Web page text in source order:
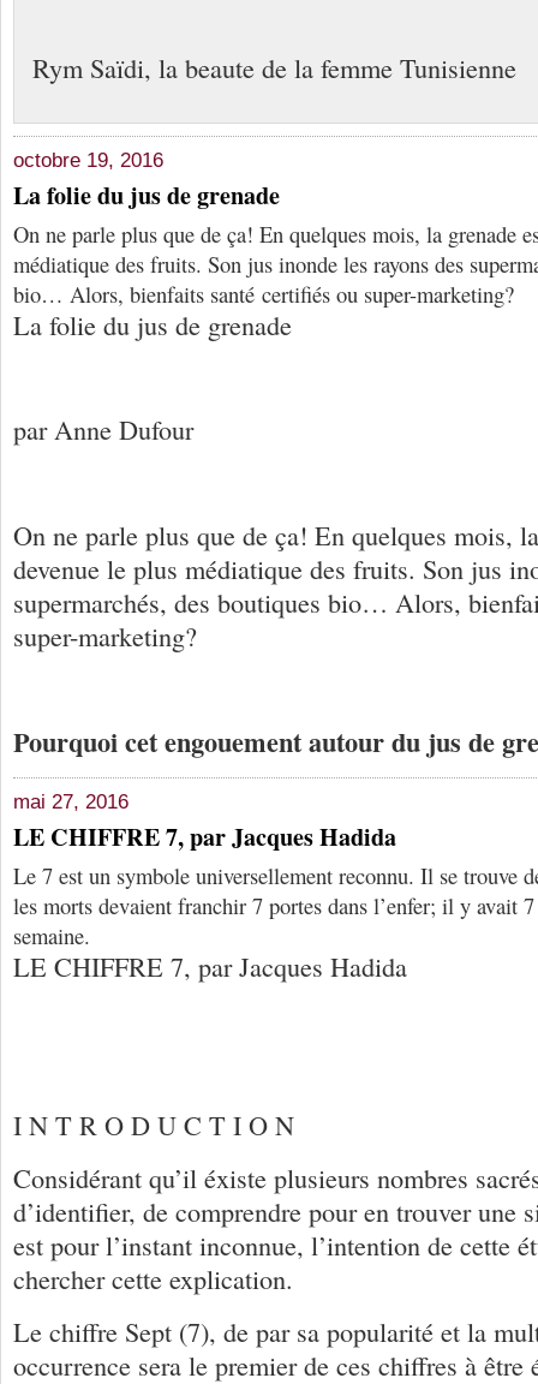
Rym Saïdi, la beaute de la femme Tunisienne
octobre 19, 2016
La folie du jus de grenade
On ne parle plus que de ça! En quelques mois, la grenade
médiatique des fruits. Son jus inonde les rayons des
bio… Alors, bienfaits santé certifiés ou super-marketing?
La folie du jus de grenade
par Anne Dufour
On ne parle plus que de ça! En quelques mois,
devenue le plus médiatique des fruits. Son jus
supermarchés, des boutiques bio… Alors,
super-marketing?
Pourquoi cet engouement autour du jus de
mai 27, 2016
LE CHIFFRE 7, par Jacques Hadida
Le 7 est un symbole universellement reconnu. Il se trouve
les morts devaient franchir 7 portes dans l’enfer; il y avait
semaine.
LE CHIFFRE 7, par Jacques Hadida
I N T R O D U C T I O N
Considérant qu’il éxiste plusieurs nombres
d’identifier, de comprendre pour en trouver une
est pour l’instant inconnue, l’intention de cette
chercher cette explication.
Le chiffre Sept (7), de par sa popularité et la
occurrence sera le premier de ces chiffres à être